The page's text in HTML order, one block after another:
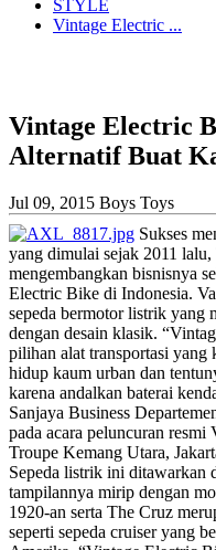
STYLE
Vintage Electric ...
Vintage Electric
Alternatif Buat
Jul 09, 2015 Boys Toys
Sukses
yang dimulai sejak 2011
mengembangkan bisnisnya
Electric Bike di Indonesia.
sepeda bermotor listrik yang
dengan desain klasik.
pilihan alat transportasi yang
hidup kaum urban dan
karena andalkan baterai
Sanjaya Business
pada acara peluncuran
Troupe Kemang Utara,
Sepeda listrik ini ditawarkan
tampilannya mirip dengan
1920-an serta The Cruz
seperti sepeda cruiser yang